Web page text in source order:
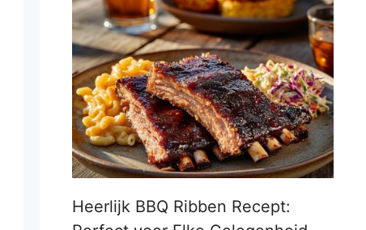
Heerlijk BBQ Ribben Recept: